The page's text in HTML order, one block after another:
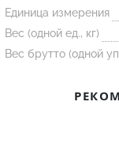
Подставка
Лодочка
Контакт
Единица измерения
Вес (одной ед., кг)
Вес брутто (одной